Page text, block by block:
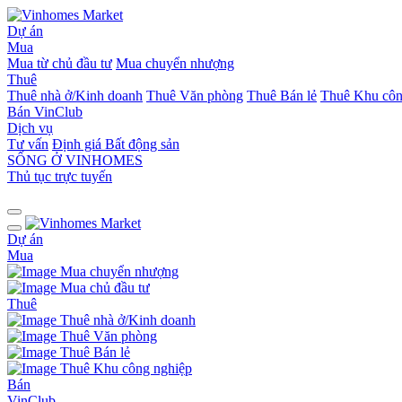
Dự án
Mua
Mua từ chủ đầu tư Mua chuyển nhượng
Thuê
Thuê nhà ở/Kinh doanh Thuê Văn phòng Thuê Bán lẻ Thuê Khu
Bán VinClub
Dịch vụ
Tư vấn Định giá Bất động sản
SỐNG Ở VINHOMES
Thủ tục trực tuyến
Dự án
Mua
Mua chuyển nhượng
Mua chủ đầu tư
Thuê
Thuê nhà ở/Kinh doanh
Thuê Văn phòng
Thuê Bán lẻ
Thuê Khu công nghiệp
Bán